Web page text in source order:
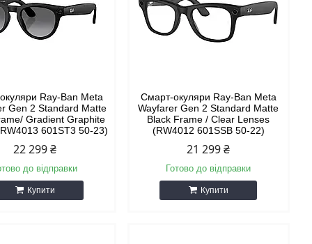
Ray-Ban Meta
Gen 2 Standard Matte
Gradient Graphite
601ST3 50-23)
22 299 ₴
до відправки
Купити
Смарт-окуляри Ray-Ban Meta
Wayfarer Gen 2 Standard Matte
Black Frame / Clear Lenses
(RW4012 601SSB 50-22)
21 299 ₴
Готово до відправки
Купити